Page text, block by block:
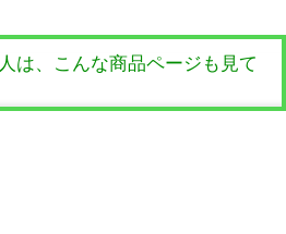
は、こんな商品ページも見て